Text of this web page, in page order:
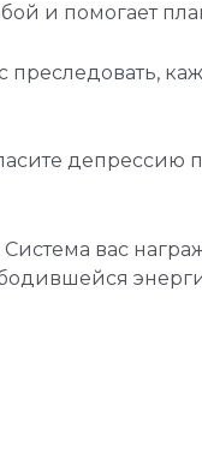
и помогает
депрессию
Система вас